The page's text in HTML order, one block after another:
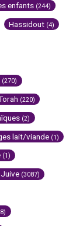
enfants (244)
Hassidout (4)
(270)
(220)
(2)
lait/viande (1)
(1)
(3087)